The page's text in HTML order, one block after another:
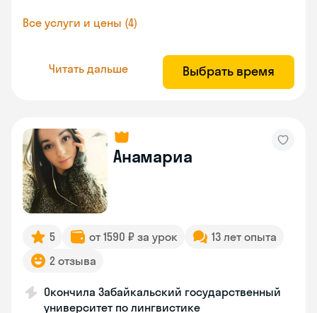
Все услуги и цены (4)
Читать дальше Выбрать время
Анамариа
5 от 1590 ₽ за урок
13 лет опыта
2 отзыва
Окончила Забайкальский государственный
университет по лингвистике